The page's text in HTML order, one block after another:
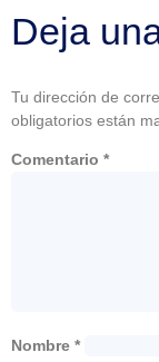
Deja
Tu dirección de
obligatorios están
Comentario *
Nombre *